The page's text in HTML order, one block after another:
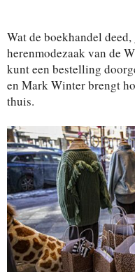
Wat de boekhandel
herenmodezaak van de
kunt een bestelling
en Mark Winter brengt
thuis.